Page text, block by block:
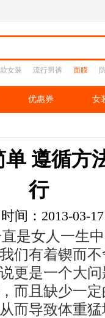
女装 流行男裤 面膜
优惠券 女
遵循方
行
间：2013-03-
是女人一生
们有着锲而
更是一个大
而且缺少一
而导致体重